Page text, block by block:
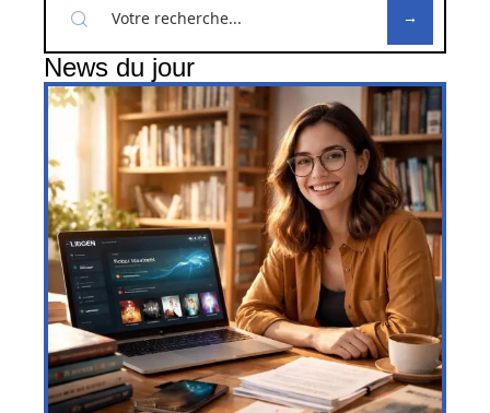
News du jour